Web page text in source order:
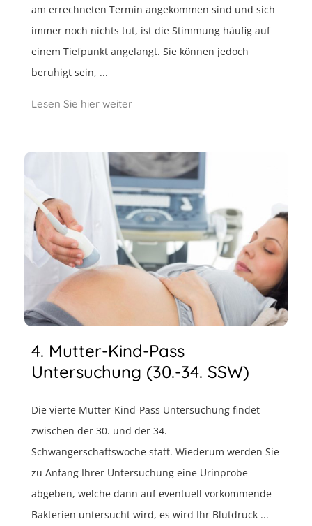
am errechneten Termin angekommen sind und sich
immer noch nichts tut, ist die Stimmung häufig auf
einem Tiefpunkt angelangt. Sie können jedoch
beruhigt sein, ...
Lesen Sie hier weiter
4. Mutter-Kind-Pass
Untersuchung (30.-34. SSW)
Die vierte Mutter-Kind-Pass Untersuchung findet
zwischen der 30. und der 34.
Schwangerschaftswoche statt. Wiederum werden Sie
zu Anfang Ihrer Untersuchung eine Urinprobe
abgeben, welche dann auf eventuell vorkommende
Bakterien untersucht wird, es wird Ihr Blutdruck ...